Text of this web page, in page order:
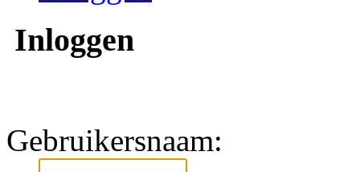
Inloggen
Gebruikersnaam: